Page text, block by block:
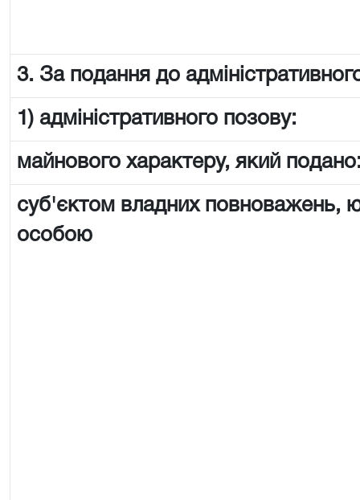
3. За подання до
1) адміністративного позову:
майнового характеру, який
суб'єктом владних повноважень,
особою